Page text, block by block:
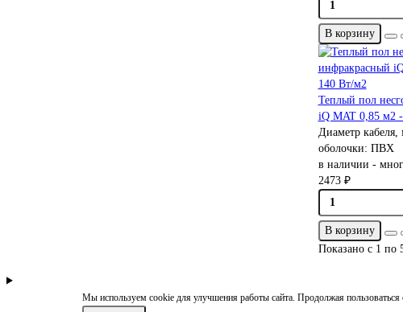
В корзину
Теплый пол
iQ MAT 0,85 м2
Диаметр кабеля,
оболочки: ПВХ
в наличии -
2473 ₽
В корзину
Показано с 1 по
Мы используем cookie для улучшения работы сайта. Продолжая пользоваться